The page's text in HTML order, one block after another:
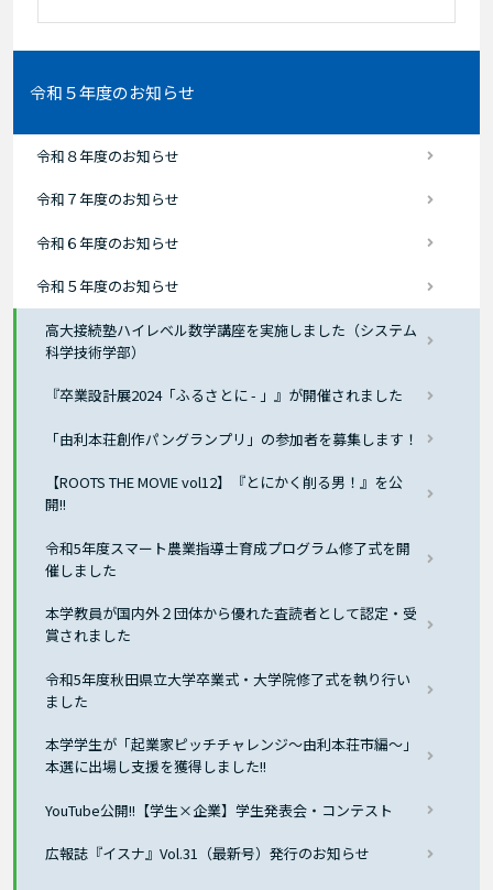
令和５年度のお知らせ
令和８年度のお知らせ
令和７年度のお知らせ
令和６年度のお知らせ
令和５年度のお知らせ
高大接続塾ハイレベル数学講座を実施しました（システム
科学技術学部）
『卒業設計展2024「ふるさとに - 」』が開催されました
「由利本荘創作パングランプリ」の参加者を募集します！
【ROOTS THE MOVIE vol12】『とにかく削る男！』を公
開!!
令和5年度スマート農業指導士育成プログラム修了式を開
催しました
本学教員が国内外２団体から優れた査読者として認定・受
賞されました
令和5年度秋田県立大学卒業式・大学院修了式を執り行い
ました
本学学生が「起業家ピッチチャレンジ～由利本荘市編～」
本選に出場し支援を獲得しました!!
YouTube公開!!【学生×企業】学生発表会・コンテスト
広報誌『イスナ』Vol.31（最新号）発行のお知らせ